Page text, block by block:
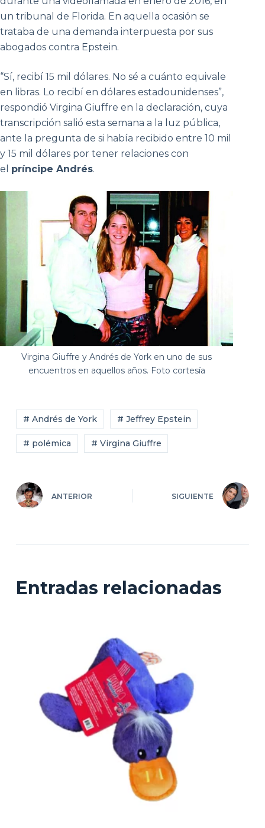
un tribunal de Florida. En aquella ocasión se
trataba de una demanda interpuesta por sus
abogados contra Epstein.
“Sí, recibí 15 mil dólares. No sé a cuánto equivale
en libras. Lo recibí en dólares estadounidenses”,
respondió Virgina Giuffre en la declaración, cuya
transcripción salió esta semana a la luz pública,
ante la pregunta de si había recibido entre 10 mil
y 15 mil dólares por tener relaciones con
el príncipe Andrés.
Virgina Giuffre y Andrés de York en uno de sus
encuentros en aquellos años. Foto cortesía
# Andrés de York # Jeffrey Epstein
# polémica # Virgina Giuffre
ANTERIOR SIGUIENTE
Entradas relacionadas